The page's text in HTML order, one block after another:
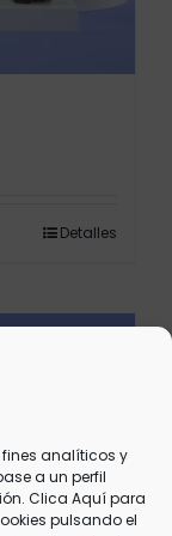
fines analíticos y
a un perfil
Clica Aquípara
pulsando el
Detalles